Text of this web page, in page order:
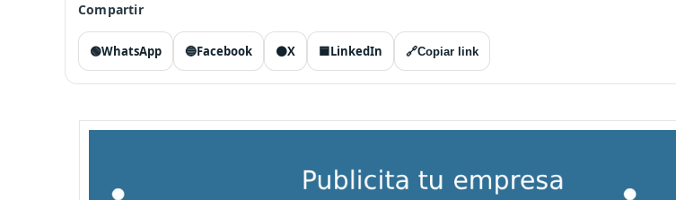
Compartir
🟢WhatsApp 🔵Facebook ⚫X 🟦LinkedIn 🔗Copiar link